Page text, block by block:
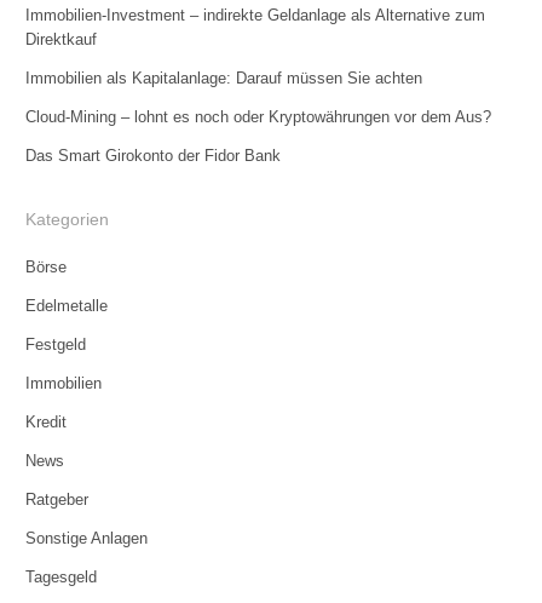
Immobilien-Investment – indirekte Geldanlage als Alternative zum
Direktkauf
Immobilien als Kapitalanlage: Darauf müssen Sie achten
Cloud-Mining – lohnt es noch oder Kryptowährungen vor dem Aus?
Das Smart Girokonto der Fidor Bank
Kategorien
Börse
Edelmetalle
Festgeld
Immobilien
Kredit
News
Ratgeber
Sonstige Anlagen
Tagesgeld